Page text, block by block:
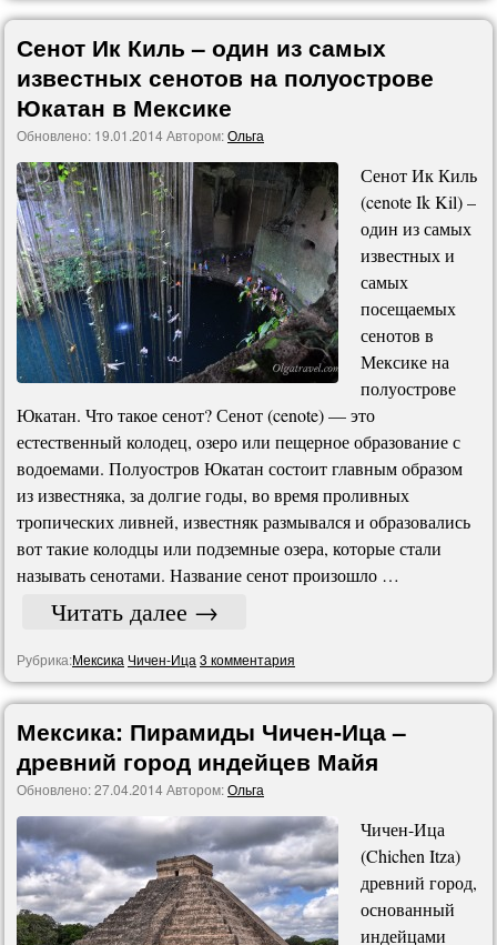
Сенот Ик Киль – один из самых
известных сенотов на полуострове
Юкатан в Мексике
Обновлено: 19.01.2014Автором:Ольга
Сенот Ик Киль
(cenote Ik Kil) –
один из самых
известных и
самых
посещаемых
сенотов в
Мексике на
полуострове
Юкатан. Что такое сенот? Сенот (cenote) — это
естественный колодец, озеро или пещерное образование с
водоемами. Полуостров Юкатан состоит главным образом
из известняка, за долгие годы, во время проливных
тропических ливней, известняк размывался и образовались
вот такие колодцы или подземные озера, которые стали
называть сенотами. Название сенот произошло …
Читать далее →
Рубрика:Мексика Чичен-Ица 3 комментария
Мексика: Пирамиды Чичен-Ица –
древний город индейцев Майя
Обновлено:27.04.2014Автором:Ольга
Чичен-Ица
(Chichen Itza)
древний город,
основанный
индейцами